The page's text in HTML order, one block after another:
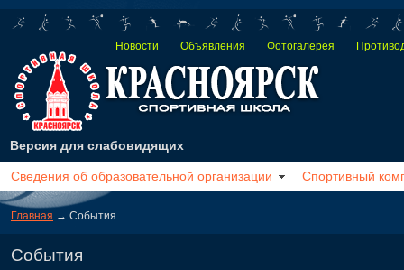
Новости Объявления Фотогалерея
Версия для слабовидящих
Сведения об образовательной организации Спортивный
Главная → События
События